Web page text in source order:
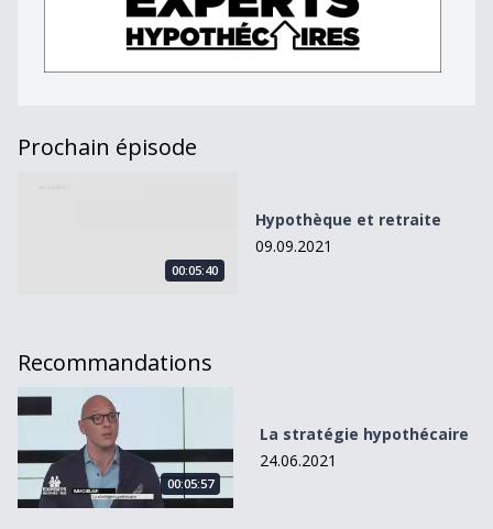
Prochain épisode
00:05:40
Hypothèque et retraite
09.09.2021
Recommandations
La stratégie hypothécaire
00:05:57
La stratégie hypothécaire
24.06.2021